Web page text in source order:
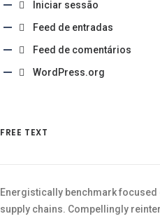
Iniciar sessão
Feed de entradas
Feed de comentários
WordPress.org
FREE TEXT
Energistically benchmark
supply chains. Compellingly